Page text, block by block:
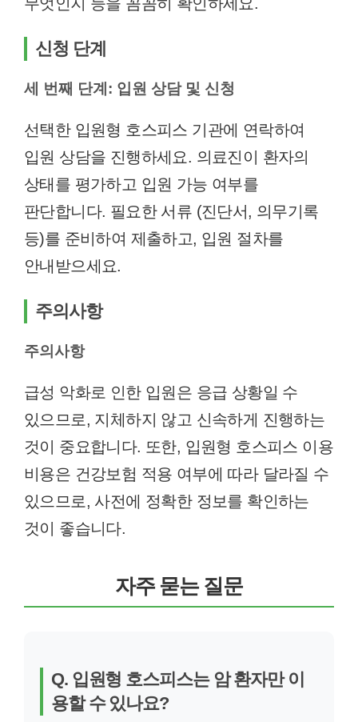
신청 단계
세 번째 단계: 입원 상담 및 신청
선택한 입원형 호스피스 기관에 연락하여
입원 상담을 진행하세요. 의료진이 환자의
상태를 평가하고 입원 가능 여부를
판단합니다. 필요한 서류 (진단서, 의무기록
등)를 준비하여 제출하고, 입원 절차를
안내받으세요.
주의사항
주의사항
급성 악화로 인한 입원은 응급 상황일 수
있으므로, 지체하지 않고 신속하게 진행하는
것이 중요합니다. 또한, 입원형 호스피스 이용
비용은 건강보험 적용 여부에 따라 달라질 수
있으므로, 사전에 정확한 정보를 확인하는
것이 좋습니다.
자주 묻는 질문
Q. 입원형 호스피스는 암 환자만 이
용할 수 있나요?